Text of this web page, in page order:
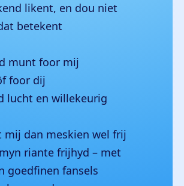
likent, en dou niet
betekent
munt foor mij
foor dij
lucht en willekeurig
mij dan meskien wel frij
riante frijhyd – met
goedfinen fansels